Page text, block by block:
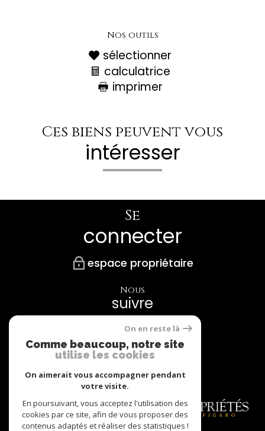
Nos outils
sélectionner
calculatrice
imprimer
Ces biens peuvent vous
intéresser
Se
connecter
espace propriétaire
Nous
suivre
Nos
Partenaires
On en reste là
Comme beaucoup, notre site
utilise les cookies
On aimerait vous accompagner pendant
votre visite.
En poursuivant, vous acceptez l'utilisation des
cookies par ce site, afin de vous proposer des
contenus adaptés et réaliser des statistiques !